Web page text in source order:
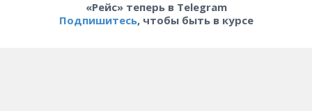
«Рейс» теперь в Telegram
Подпишитесь, чтобы быть в курсе